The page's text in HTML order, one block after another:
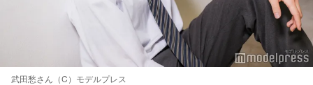
武田愁さん（C）モデルプレス